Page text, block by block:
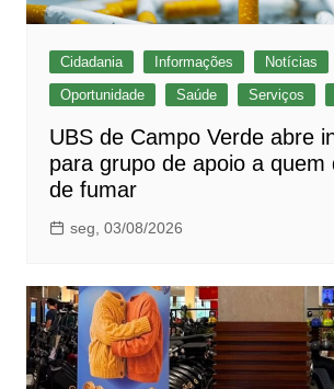
Cidadania Informações
Notícias
Oportunidade
Saúde Serviços
UBS de Campo Verde abre
para grupo de apoio a quem
de fumar
seg, 03/08/2026